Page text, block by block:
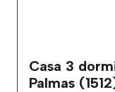
Casa 3
Palmas